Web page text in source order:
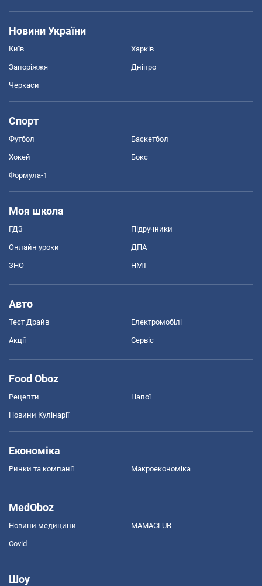
Новини України
Київ Харків
Запоріжжя Дніпро
Черкаси
Спорт
Футбол Баскетбол
Хокей Бокс
Формула-1
Моя школа
ГДЗ Підручники
Онлайн уроки ДПА
ЗНО НМТ
Авто
Тест Драйв Електромобілі
Акції Сервіс
Food Oboz
Рецепти Напої
Новини Кулінарії
Економіка
Ринки та компанії Макроекономіка
MedOboz
Новини медицини MAMACLUB
Covid
Шоу